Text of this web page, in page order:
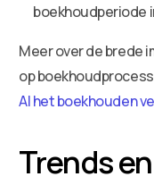
boekhoudperiode
Meer over de brede
op
AI het boekhouden
Trends